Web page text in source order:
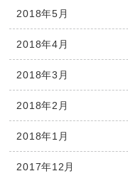
2018年5月
2018年4月
2018年3月
2018年2月
2018年1月
2017年12月